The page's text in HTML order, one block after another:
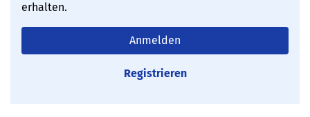
erhalten.
Anmelden
Registrieren